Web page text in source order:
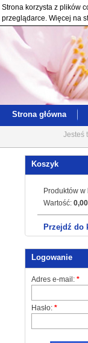
Strona korzysta z plików
przeglądarce. Więcej na
Strona główna
Jesteś
Koszyk
Produktów w
Wartość: 0,00
Przejdź do
Logowanie
Adres e-mail: *
Hasło: *